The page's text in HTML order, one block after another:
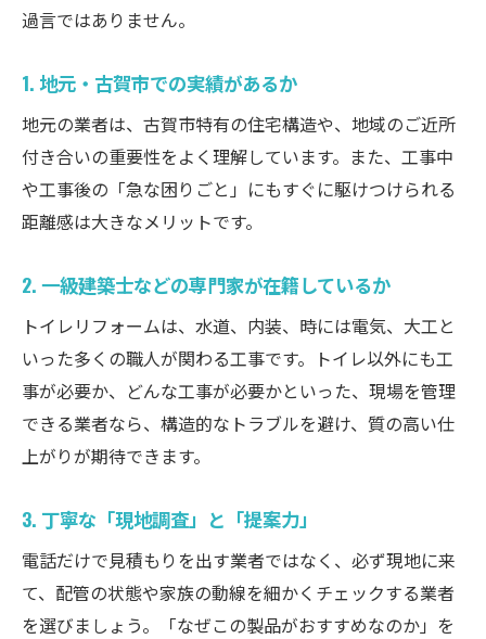
過言ではありません。
1. 地元・古賀市での実績があるか
地元の業者は、古賀市特有の住宅構造や、地域のご近所
付き合いの重要性をよく理解しています。また、工事中
や工事後の「急な困りごと」にもすぐに駆けつけられる
距離感は大きなメリットです。
2. 一級建築士などの専門家が在籍しているか
トイレリフォームは、水道、内装、時には電気、大工と
いった多くの職人が関わる工事です。トイレ以外にも工
事が必要か、どんな工事が必要かといった、現場を管理
できる業者なら、構造的なトラブルを避け、質の高い仕
上がりが期待できます。
3. 丁寧な「現地調査」と「提案力」
電話だけで見積もりを出す業者ではなく、必ず現地に来
て、配管の状態や家族の動線を細かくチェックする業者
を選びましょう。「なぜこの製品がおすすめなのか」を